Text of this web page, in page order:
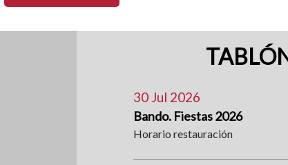
30 Jul 2026
Bando. Fiestas 2026
Horario restauración